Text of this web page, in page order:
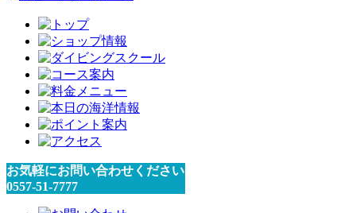
お気軽にお問い合わせください
0557-51-7777